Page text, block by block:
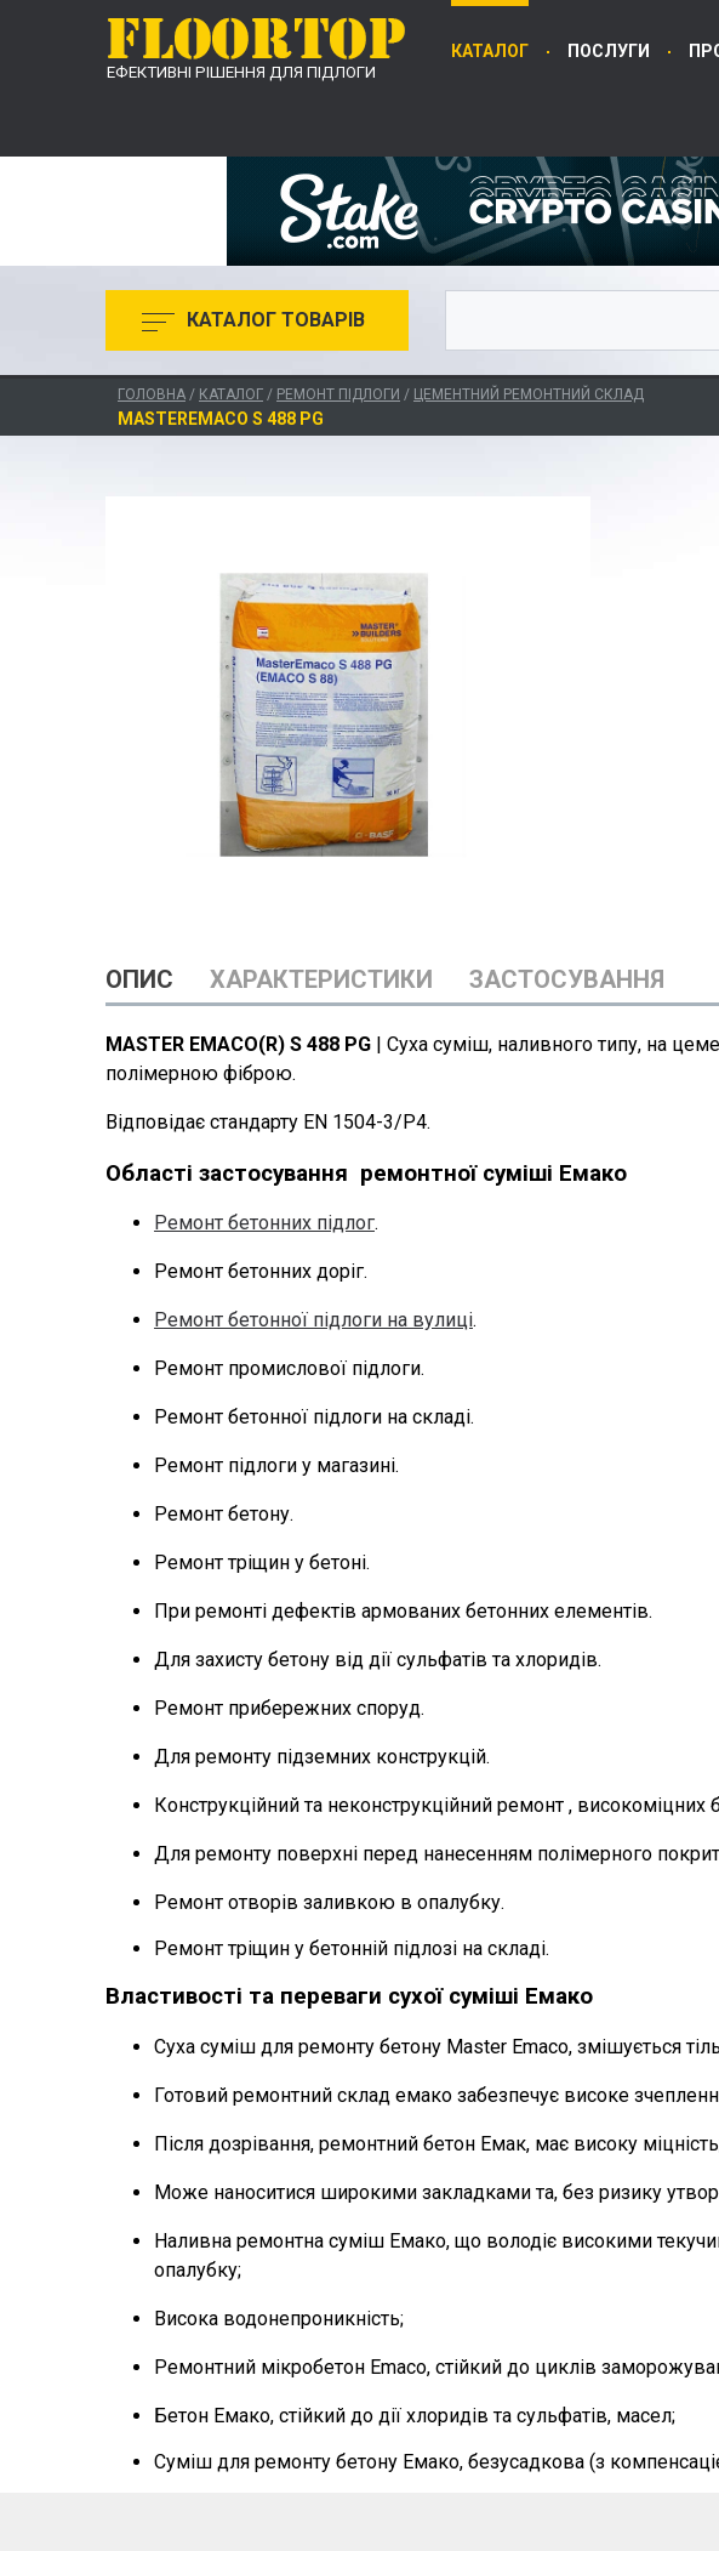
ЕФЕКТИВНІ РІШЕННЯ ДЛЯ ПІДЛОГИ
КАТАЛОГ ПОСЛУГИ
КАТАЛОГ ТОВАРІВ
ГОЛОВНА / КАТАЛОГ / РЕМОНТ ПІДЛОГИ / ЦЕМЕНТНИЙ РЕМОНТНИЙ СКЛАД
MASTEREMACO S 488 PG
ОПИС ХАРАКТЕРИСТИКИ ЗАСТОСУВАННЯ
MASTER EMACO(R) S 488 PG | Суха суміш, наливного типу, на
полімерною фіброю.
Відповідає стандарту EN 1504-3/Р4.
Області застосування ремонтної суміші Емако
Ремонт бетонних підлог.
Ремонт бетонних доріг.
Ремонт бетонної підлоги на вулиці.
Ремонт промислової підлоги.
Ремонт бетонної підлоги на складі.
Ремонт підлоги у магазині.
Ремонт бетону.
Ремонт тріщин у бетоні.
При ремонті дефектів армованих бетонних елементів.
Для захисту бетону від дії сульфатів та хлоридів.
Ремонт прибережних споруд.
Для ремонту підземних конструкцій.
Конструкційний та неконструкційний ремонт , високоміцних
Для ремонту поверхні перед нанесенням полімерного
Ремонт отворів заливкою в опалубку.
Ремонт тріщин у бетонній підлозі на складі.
Властивості та переваги сухої суміші Емако
Суха суміш для ремонту бетону Master Emaco, змішується
Готовий ремонтний склад емако забезпечує високе
Після дозрівання, ремонтний бетон Емак, має високу
Може наноситися широкими закладкамита, без ризику
Наливна ремонтна суміш Емако, що володіє високими
опалубку;
Висока водонепроникність;
Ремонтний мікробетон Emaco, стійкий до циклів
Бетон Емако, стійкий до дії хлоридів та сульфатів, масел;
Суміш для ремонту бетону Емако, безусадкова (з